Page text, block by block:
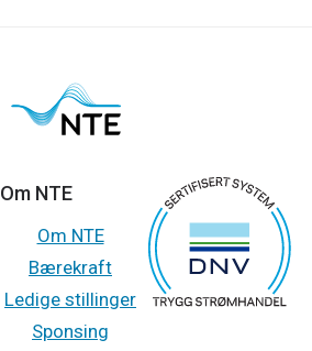
Om NTE
Om NTE
Bærekraft
Ledige stillinger
Sponsing